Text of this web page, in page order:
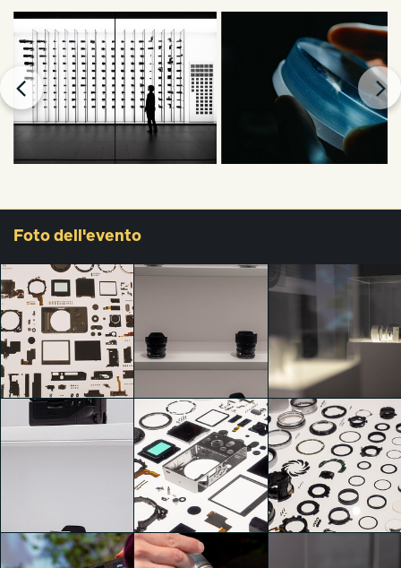
Foto dell'evento
SIGMA AIZU
GIAPPONE – Il
SIGMA AIZU
GIAPPONE – Il
Mondo delle
Fotocamere e
degli Obiettivi
Edoardo Trapani
SIGMA AIZU
GIAPPONE – Il
Mondo delle
Fotocamere e
degli Obiettivi
Edoardo Trapani
SIGMA AIZU
SIGMA AIZU
GIAPPONE – Il